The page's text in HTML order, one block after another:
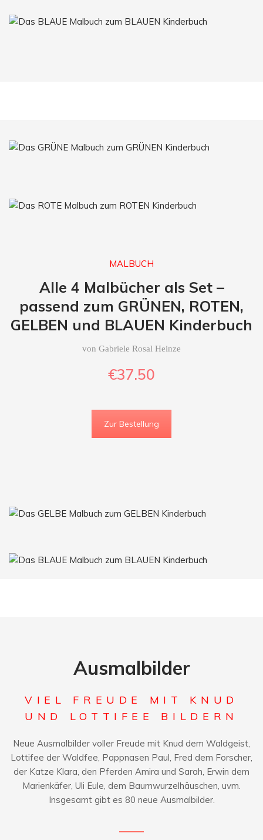
MALBUCH
Alle 4 Malbücher als Set –
passend zum GRÜNEN, ROTEN,
GELBEN und BLAUEN Kinderbuch
von Gabriele Rosal Heinze
€37.50
Zur Bestellung
Ausmalbilder
VIEL FREUDE MIT KNUD
UND LOTTIFEE BILDERN
Neue Ausmalbilder voller Freude mit Knud dem Waldgeist,
Lottifee der Waldfee, Pappnasen Paul, Fred dem Forscher,
der Katze Klara, den Pferden Amira und Sarah, Erwin dem
Marienkäfer, Uli Eule, dem Baumwurzelhäuschen, uvm.
Insgesamt gibt es 80 neue Ausmalbilder.